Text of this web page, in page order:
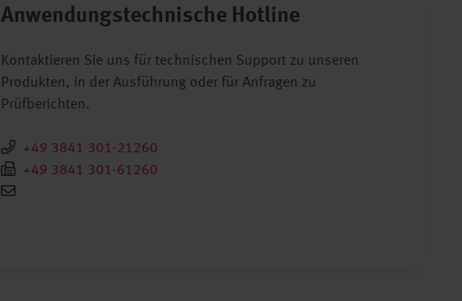
Anwendungstechnische Hotline
Kontaktieren Sie uns für technischen Support zu unseren
Produkten, in der Ausführung oder für Anfragen zu
Prüfberichten.
+49 3841 301-21260
+49 3841 301-61260